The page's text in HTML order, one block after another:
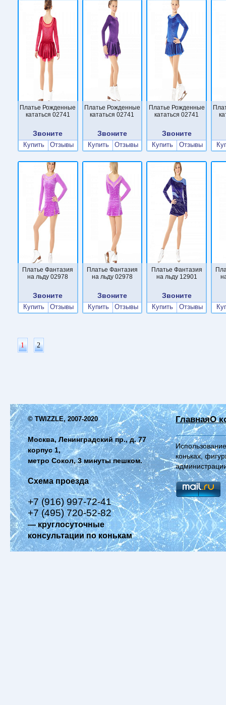
Платье Рожденные
кататься 02741
Звоните
Купить Отзывы
Платье Рожденные
кататься 02741
Звоните
Купить Отзывы
Платье Рожденные
кататься 02741
Звоните
Купить Отзывы
Платье Фантазия
на льду 02978
Звоните
Купить Отзывы
Платье Фантазия
на льду 02978
Звоните
Купить Отзывы
Платье Фантазия
на льду 12901
Звоните
Купить Отзывы
1 2
© TWIZZLE, 2007-2020
Москва, Ленинградский пр., д. 77
корпус 1,
метро Сокол, 3 минуты пешком.
Схема проезда
+7 (916) 997-72-41
+7 (495) 720-52-82
— круглосуточные
консультации по конькам
ГлавнаяО
коньках,